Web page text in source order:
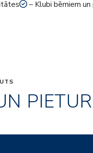
– Klubi bērniem